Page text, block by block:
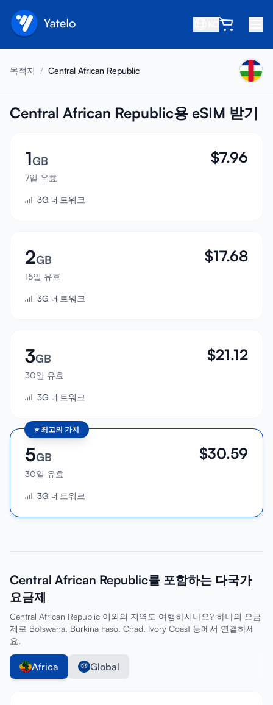
소개
친구 추천
제휴사 되기
고객센터
지원
기기 호환성
로그인
목적지 / Central African Republic
Central African Republic용 eSIM 받기
1GB
7일 유효
$7.96
3G 네트워크
2GB
15일 유효
$17.68
3G 네트워크
3GB
30일 유효
$21.12
3G 네트워크
⭐ 최고의 가치
5GB
30일 유효
$30.59
3G 네트워크
Central African Republic를 포함하는 다국가
요금제
Central African Republic 이외의 지역도 여행하시나요? 하나의 요금
제로 Botswana, Burkina Faso, Chad, Ivory Coast 등에서 연결하세
요.
Africa Global